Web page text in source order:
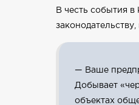
В честь события в
— Ваше
Добывает
объектах